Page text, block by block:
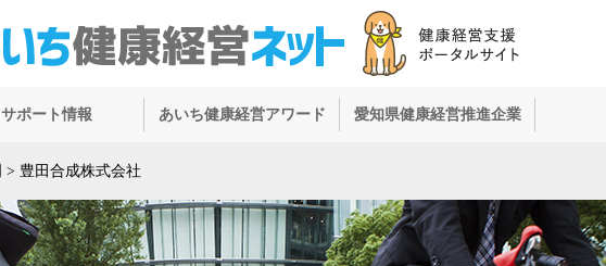
サポート情報 あいち健康経営アワード 愛知県健康経営推進企業
> 豊田合成株式会社